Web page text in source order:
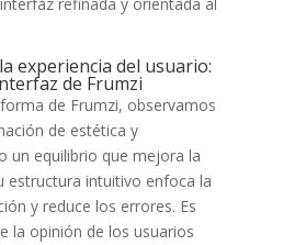
refinada y orientada al
experiencia del usuario:
de Frumzi
de Frumzi, observamos
de estética y
un equilibrio que mejora la
estructura intuitivo enfoca la
y reduce los errores. Es
la opinión de los usuarios